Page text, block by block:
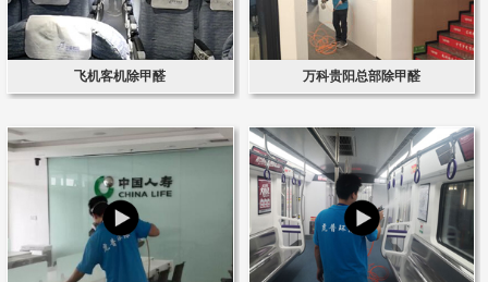
飞机客机除甲醛 万科贵阳总部除甲醛